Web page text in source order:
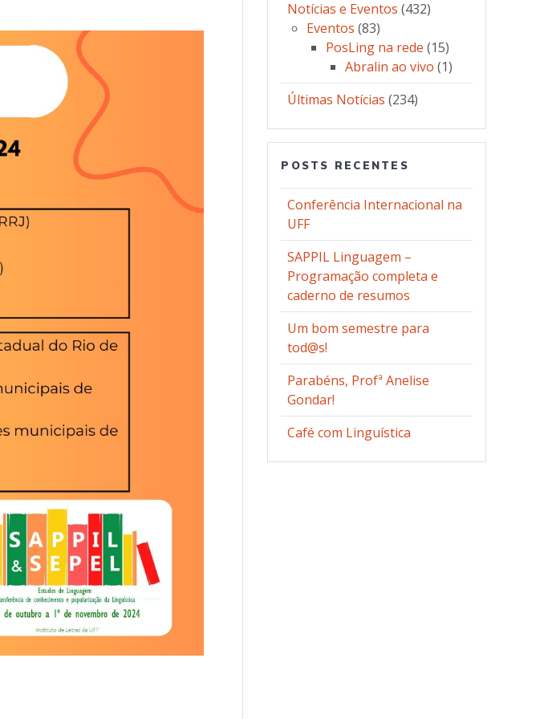
Notícias e Eventos (432)
Eventos (83)
PosLing na rede (15)
Abralin ao vivo (1)
Últimas Notícias (234)
POSTS RECENTES
Conferência Internacional na
UFF
SAPPIL Linguagem –
Programação completa e
caderno de resumos
Um bom semestre para
tod@s!
Parabéns, Profª Anelise
Gondar!
Café com Linguística